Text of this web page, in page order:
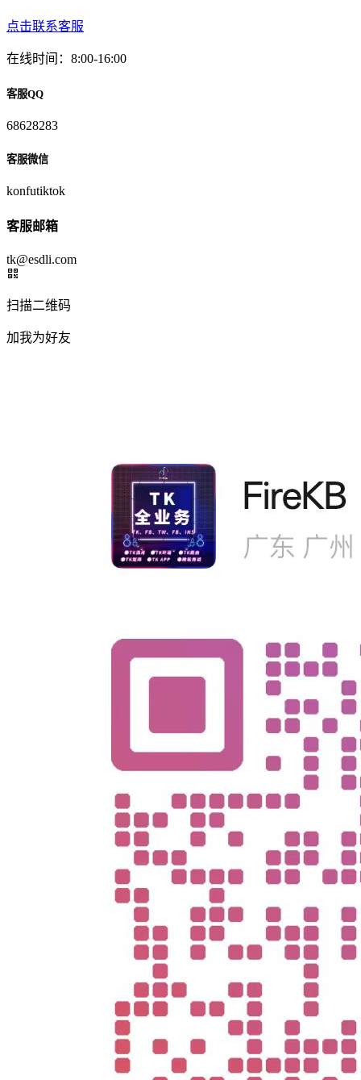
点击联系客服
在线时间：8:00-16:00
客服QQ
68628283
客服微信
konfutiktok
客服邮箱
tk@esdli.com
扫描二维码
加我为好友